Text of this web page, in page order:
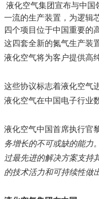
液化空气集团宣布与中
一流的生产装置，为逻辑
四个项目位于中国重要的
这四套全新的氮气生产装
液化空气将为客户提供高
这些协议标志着液化空气
液化空气在中国电子行业
液化空气中国首席执行官
务增长的不可或缺的能力
过最先进的解决方案支持
的技术活力和可持续性做